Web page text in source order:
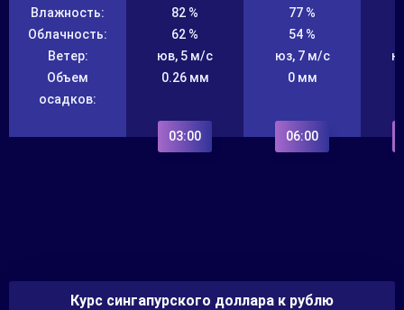
Влажность:
Облачность:
Ветер:
Объем
осадков:
82 %
62 %
юв, 5 м/с
0.26 мм
03:00
77 %
54 %
юз, 7 м/с
0 мм
06:00
Курс сингапурского доллара к рублю